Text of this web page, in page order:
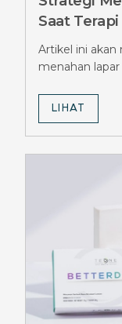
Saat
Salah
Artikel ini
menahan
LIHAT